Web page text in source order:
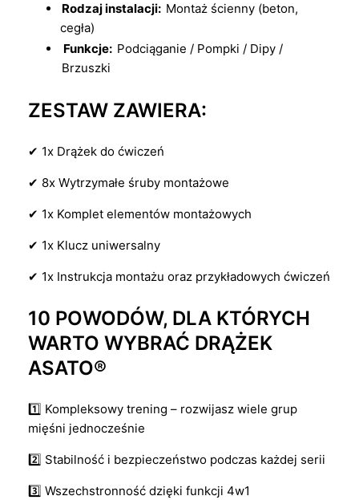
Rodzaj instalacji: Montaż ścienny (beton,
cegła)
Funkcje: Podciąganie / Pompki / Dipy /
Brzuszki
ZESTAW ZAWIERA:
✔ 1x Drążek do ćwiczeń
✔ 8x Wytrzymałe śruby montażowe
✔ 1x Komplet elementów montażowych
✔ 1x Klucz uniwersalny
✔ 1x Instrukcja montażu oraz przykładowych ćwiczeń
10 POWODÓW, DLA KTÓRYCH
WARTO WYBRAĆ DRĄŻEK
ASATO®
1️⃣ Kompleksowy trening – rozwijasz wiele grup
mięśni jednocześnie
2️⃣ Stabilność i bezpieczeństwo podczas każdej serii
3️⃣ Wszechstronność dzięki funkcji 4w1